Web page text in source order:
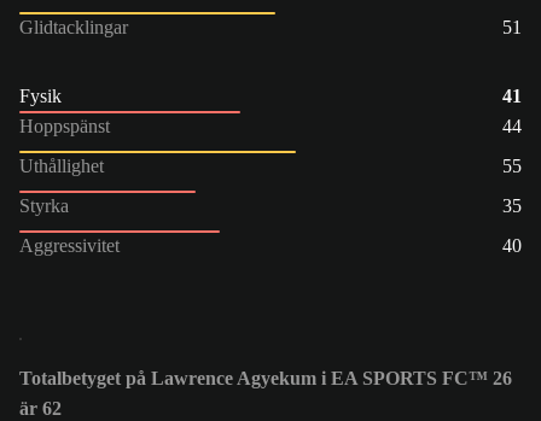
Glidtacklingar
51
Fysik
41
Hoppspänst
44
Uthållighet
55
Styrka
35
Aggressivitet
40
Totalbetyget på Lawrence Agyekum i EA SPORTS FC™ 26
är 62